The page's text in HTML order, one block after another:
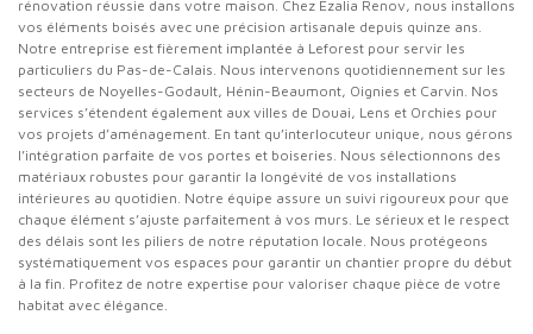
rénovation réussie dans votre maison. Chez Ezalia Renov, nous installons
vos éléments boisés avec une précision artisanale depuis quinze ans.
Notre entreprise est fièrement implantée à Leforest pour servir les
particuliers du Pas-de-Calais. Nous intervenons quotidiennement sur les
secteurs de Noyelles-Godault, Hénin-Beaumont, Oignies et Carvin. Nos
services s’étendent également aux villes de Douai, Lens et Orchies pour
vos projets d’aménagement. En tant qu’interlocuteur unique, nous gérons
l’intégration parfaite de vos portes et boiseries. Nous sélectionnons des
matériaux robustes pour garantir la longévité de vos installations
intérieures au quotidien. Notre équipe assure un suivi rigoureux pour que
chaque élément s’ajuste parfaitement à vos murs. Le sérieux et le respect
des délais sont les piliers de notre réputation locale. Nous protégeons
systématiquement vos espaces pour garantir un chantier propre du début
à la fin. Profitez de notre expertise pour valoriser chaque pièce de votre
habitat avec élégance.